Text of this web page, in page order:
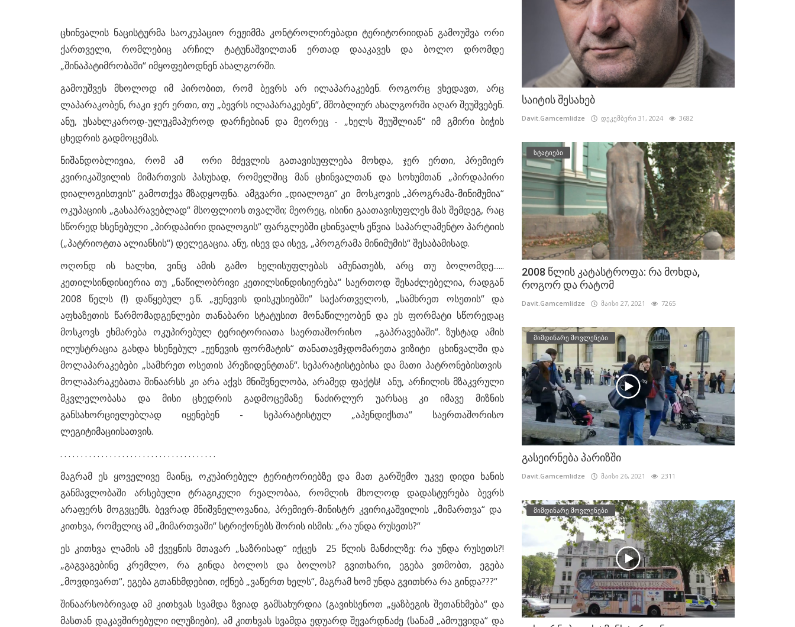
ცხინვალის ნაცისტურმა საოკუპაციო რეჟიმმა კონტროლირებადი ტერიტორიიდან გამოუშვა ორი
ქართველი, რომლებიც არჩილ ტატუნაშვილთან ერთად დააკავეს და ბოლო დრომდე
„შინაპატიმრობაში“ იმყოფებოდნენ ახალგორში.
გამოუშვეს მხოლოდ იმ პირობით, რომ ბევრს არ ილაპარაკებენ. როგორც ვხედავთ, არც
ლაპარაკობენ, რაკი ჯერ ერთი, თუ „ბევრს ილაპარაკებენ“, მშობლიურ ახალგორში აღარ შეუშვებენ.
ანუ, უსახლკაროდ-ულუკმაპუროდ დარჩებიან და მეორეც - „ხელს შეუშლიან“ იმ გმირი ბიჭის
ცხედრის გადმოცემას.
ნიშანდობლივია, რომ ამ ორი მძევლის გათავისუფლება მოხდა, ჯერ ერთი, პრემიერ
კვირიკაშვილის მიმართვის პასუხად, რომელშიც მან ცხინვალთან და სოხუმთან „პირდაპირი
დიალოგისთვის“ გამოთქვა მზადყოფნა. ამგვარი „დიალოგი“ კი მოსკოვის „პროგრამა-მინიმუმია“
ოკუპაციის „გასაპრავებლად“ მსოფლიოს თვალში; მეორეც, ისინი გაათავისუფლეს მას შემდეგ, რაც
სწორედ ხსენებული „პირდაპირი დიალოგის“ ფარგლებში ცხინვალს ეწვია საპარლამენტო პარტიის
(„პატრიოტთა ალიანსის“) დელეგაცია. ანუ, ისევ და ისევ, „პროგრამა მინიმუმის“ შესაბამისად.
ოღონდ ის ხალხი, ვინც ამის გამო ხელისუფლებას ამუნათებს, არც თუ ბოლომდე......
კეთილსინდისიერია თუ „ნაწილობრივი კეთილსინდისიერება“ საერთოდ შესაძლებელია, რადგან
2008 წელს (!) დაწყებულ ე.წ. „ჟენევის დისკუსიებში“ საქართველოს, „სამხრეთ ოსეთის“ და
აფხაზეთის წარმომადგენლები თანაბარი სტატუსით მონაწილეობენ და ეს ფორმატი სწორედაც
მოსკოვს ეხმარება ოკუპირებულ ტერიტორიათა საერთაშორისო „გაპრავებაში“. ზუსტად ამის
ილუსტრაცია გახდა ხსენებულ „ჟენევის ფორმატის“ თანათავმჯდომარეთა ვიზიტი ცხინვალში და
მოლაპარაკებები „სამხრეთ ოსეთის პრეზიდენტთან“. სეპარატისტებისა და მათი პატრონებისთვის
მოლაპარაკებათა შინაარსს კი არა აქვს მნიშვნელობა, არამედ ფაქტს! ანუ, არჩილის მზაკვრული
მკვლელობასა და მისი ცხედრის გადმოცემაზე ნაძირლურ უარსაც კი იმავე მიზნის
განსახორციელებლად იყენებენ - სეპარატისტულ „აპენდიქსთა“ საერთაშორისო
ლეგიტიმაციისათვის.
. . . . . . . . . . . . . . . . . . . . . . . . . . . . . . . . . . . . . .
მაგრამ ეს ყოველივე მაინც, ოკუპირებულ ტერიტორიებზე და მათ გარშემო უკვე დიდი ხანის
განმავლობაში არსებული ტრაგიკული რეალობაა, რომლის მხოლოდ დადასტურება ბევრს
არაფერს მოგვცემს. ბევრად მნიშვნელოვანია, პრემიერ-მინისტრ კვირიკაშვილის „მიმართვა“ და
კითხვა, რომელიც ამ „მიმართვაში“ სტრიქონებს შორის ისმის: „რა უნდა რუსეთს?“
ეს კითხვა ლამის ამ ქვეყნის მთავარ „საზრისად“ იქცეს 25 წლის მანძილზე: რა უნდა რუსეთს?!
„გაგვაგებინე კრემლო, რა გინდა ბოლოს და ბოლოს? გვითხარი, ეგება ვთმობთ, ეგება
„მოვდივართ“, ეგება გთანხმდებით, იქნებ „ვაწერთ ხელს“, მაგრამ ხომ უნდა გვითხრა რა გინდა???“
შინაარსობრივად ამ კითხვას სვამდა ზვიად გამსახურდია (გავიხსენოთ „ყაზბეგის შეთანხმება“ და
მასთან დაკავშირებული ილუზიები), ამ კითხვას სვამდა ედუარდ შევარდნაძე (სანამ „ამოუვიდა“ და
საიტის შესახებ
Davit.Gamcemlidze დეკემბერი 31, 2024 3682
სტატიები
2008 წლის კატასტროფა: რა მოხდა,
როგორ და რატომ
Davit.Gamcemlidze მაისი 27, 2021 7265
მიმდინარე მოვლენები
გასეირნება პარიზში
Davit.Gamcemlidze მაისი 26, 2021 2311
მიმდინარე მოვლენები